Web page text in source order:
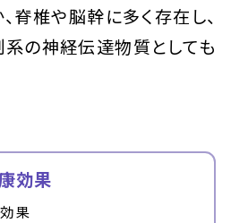
脊椎や脳幹に多く存在し、
の神経伝達物質としても
効果
果